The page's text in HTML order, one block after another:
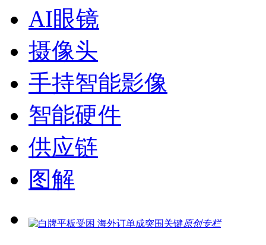
AI眼镜
摄像头
手持智能影像
智能硬件
供应链
图解
原创专栏